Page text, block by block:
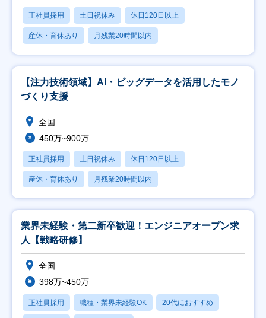
正社員採用 土日祝休み 休日120日以上
産休・育休あり 月残業20時間以内
【注力技術領域】AI・ビッグデータを活用したモノ
づくり支援
全国
450万~900万
正社員採用 土日祝休み 休日120日以上
産休・育休あり 月残業20時間以内
業界未経験・第二新卒歓迎！エンジニアオープン求
人【戦略研修】
全国
398万~450万
正社員採用 職種・業界未経験OK 20代におすすめ